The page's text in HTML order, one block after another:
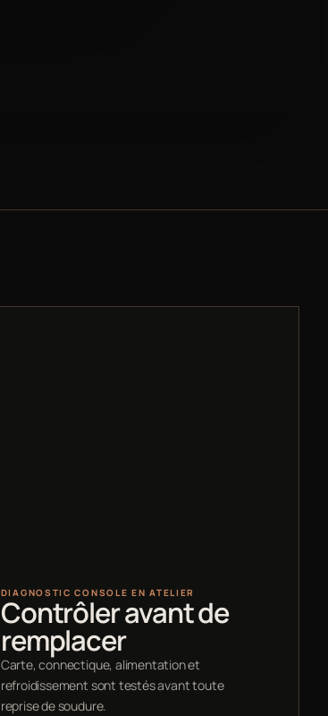
DIAGNOSTIC CONSOLE EN ATELIER
Contrôler avant de
remplacer
Carte, connectique, alimentation et
refroidissement sont testés avant toute
reprise de soudure.